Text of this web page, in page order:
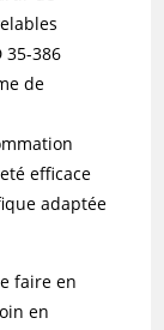
35-386
de
efficace
adaptée
faire en
en